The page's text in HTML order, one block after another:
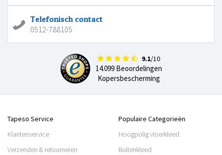
Telefonisch contact
0512-788105
9.1/10
14.099 Beoordelingen
Kopersbescherming
Tapeso Service
Klantenservice
Verzenden & retourneren
Populaire Categorieën
Hoogpolig vloerkleed
Buitenkleed